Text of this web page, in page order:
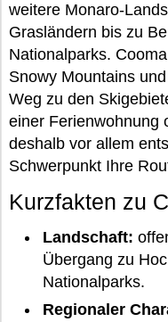
weitere Monaro-
Grasländern bis zu
Nationalparks.
Snowy Mountains
Weg zu den
einer Ferienwohnung
deshalb vor allem
Schwerpunkt Ihre
Kurzfakten zu
Landschaft:
Übergang zu
Nationalparks.
Regionaler